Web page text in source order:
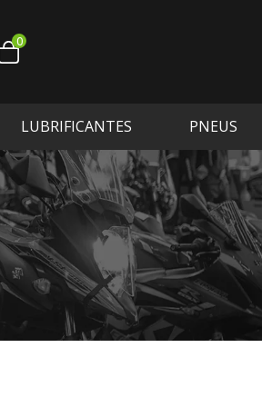
0
LUBRIFICANTES PNEUS